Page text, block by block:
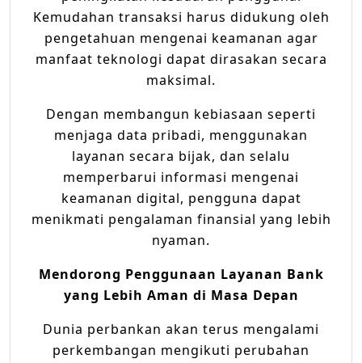
Kemudahan transaksi harus didukung oleh
pengetahuan mengenai keamanan agar
manfaat teknologi dapat dirasakan secara
maksimal.
Dengan membangun kebiasaan seperti
menjaga data pribadi, menggunakan
layanan secara bijak, dan selalu
memperbarui informasi mengenai
keamanan digital, pengguna dapat
menikmati pengalaman finansial yang lebih
nyaman.
Mendorong Penggunaan Layanan Bank
yang Lebih Aman di Masa Depan
Dunia perbankan akan terus mengalami
perkembangan mengikuti perubahan